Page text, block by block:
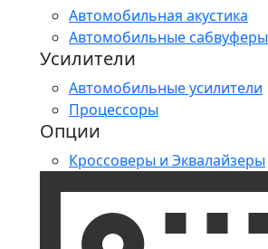
Автомобильная акустика
Автомобильные сабвуферы
Усилители
Автомобильные усилители
Процессоры
Опции
Кроссоверы и Эквалайзеры